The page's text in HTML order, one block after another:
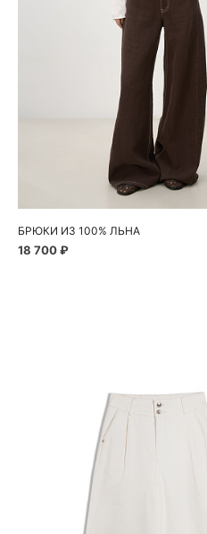
Добавить в
42
БРЮКИ ИЗ 100% ЛЬНА
18 700 ₽